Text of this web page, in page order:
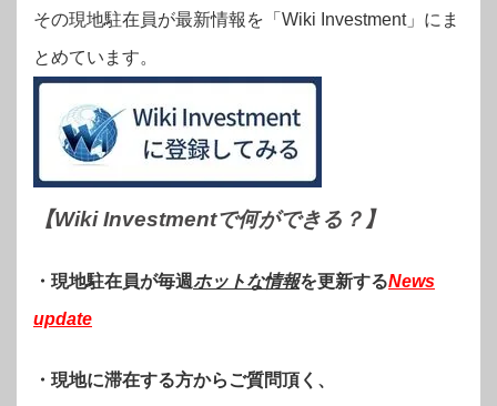
その現地駐在員が最新情報を「Wiki Investment」にま
とめています。
【Wiki Investmentで何ができる？ 】
・現地駐在員が毎週ホットな情報を更新するNews
update
・現地に滞在する方からご質問頂く、